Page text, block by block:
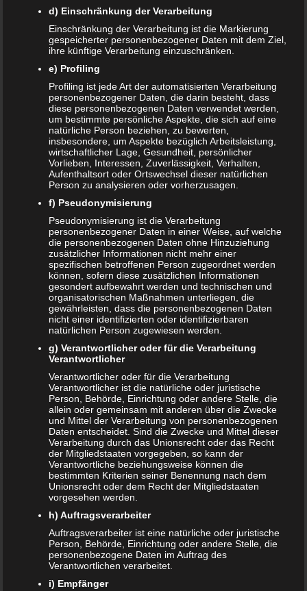
E-Mail-Adresse*
Ich habe dieDatenschutzerklärung zur Kenntnis
genommen.
Datenschutzerklärung|Datenauszug
NEUE ARTIKEL
Das sind die vier Phasen der Eltern-Kind-Beziehung
Bildschirmzeit für Kinder: So viel ist wirklich genug!
Schwangerschaft – ein kurzer Überblick
Schwangerschaft: 1. Trimester
Babyhaut schützen: So gelingt es am besten!
NEUE KOMMENTARE
Frank ZimmermannzuSchwanger von Affäre – was nun?
Kristin Rudolph Vollmachten für Kinder
zuVollmachten für Kinder
zuBRIO Angebote – Holzeisenbahnen besonders
d) Einschränkung der Verarbeitung
Einschränkung der Verarbeitung ist die Markierung
gespeicherter personenbezogener Daten mit dem Ziel,
ihre künftige Verarbeitung einzuschränken.
e) Profiling
Profiling ist jede Art der automatisierten Verarbeitung
personenbezogener Daten, die darin besteht, dass
diese personenbezogenen Daten verwendet werden,
um bestimmte persönliche Aspekte, die sich auf eine
natürliche Person beziehen, zu bewerten,
insbesondere, um Aspekte bezüglich Arbeitsleistung,
wirtschaftlicher Lage, Gesundheit, persönlicher
Vorlieben, Interessen, Zuverlässigkeit, Verhalten,
Aufenthaltsort oder Ortswechsel dieser natürlichen
Person zu analysieren oder vorherzusagen.
f) Pseudonymisierung
Pseudonymisierung ist die Verarbeitung
personenbezogener Daten in einer Weise, auf welche
die personenbezogenen Daten ohne Hinzuziehung
zusätzlicher Informationen nicht mehr einer
spezifischen betroffenen Person zugeordnet werden
können, sofern diese zusätzlichen Informationen
gesondert aufbewahrt werden und technischen und
organisatorischen Maßnahmen unterliegen, die
gewährleisten, dass die personenbezogenen Daten
nicht einer identifizierten oder identifizierbaren
natürlichen Person zugewiesen werden.
g) Verantwortlicher oder für die Verarbeitung
Verantwortlicher
Verantwortlicher oder für die Verarbeitung
Verantwortlicher ist die natürliche oder juristische
Person, Behörde, Einrichtung oder andere Stelle, die
allein oder gemeinsam mit anderen über die Zwecke
und Mittel der Verarbeitung von personenbezogenen
Daten entscheidet. Sind die Zwecke und Mittel dieser
Verarbeitung durch das Unionsrecht oder das Recht
der Mitgliedstaaten vorgegeben, so kann der
Verantwortliche beziehungsweise können die
bestimmten Kriterien seiner Benennung nach dem
Unionsrecht oder dem Recht der Mitgliedstaaten
vorgesehen werden.
h) Auftragsverarbeiter
Auftragsverarbeiter ist eine natürliche oder juristische
Person, Behörde, Einrichtung oder andere Stelle, die
personenbezogene Daten im Auftrag des
Verantwortlichen verarbeitet.
i) Empfänger